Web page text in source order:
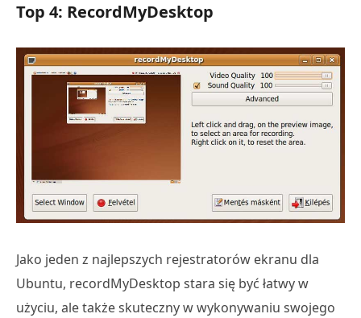
Top 4: RecordMyDesktop
Jako jeden z najlepszych rejestratorów ekranu dla
Ubuntu, recordMyDesktop stara się być łatwy w
użyciu, ale także skuteczny w wykonywaniu swojego